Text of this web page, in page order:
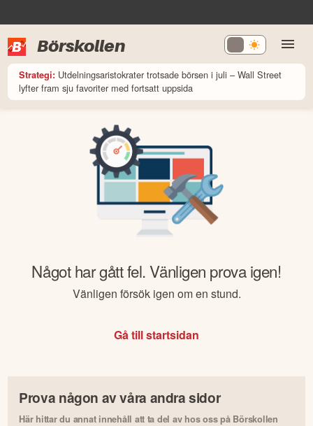
Börskollen
Strategi: Utdelningsaristokrater trotsade börsen i juli – Wall Street
lyfter fram sju favoriter med fortsatt uppsida
Något har gått fel. Vänligen prova igen!
Vänligen försök igen om en stund.
Gå till startsidan
Prova någon av våra andra sidor
Här hittar du annat innehåll att ta del av hos oss på Börskollen